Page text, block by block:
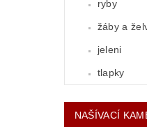
ryby
žáby a
jeleni
tlapky
NAŠÍVACÍ